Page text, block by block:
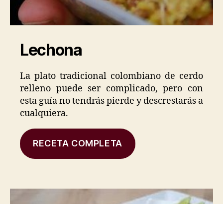
Lechona
La plato tradicional colombiano de cerdo
relleno puede ser complicado, pero con
esta guía no tendrás pierde y descrestarás a
cualquiera.
RECETA COMPLETA